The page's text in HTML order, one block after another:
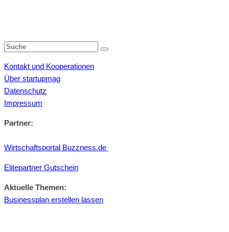
Kontakt und Kooperationen
Über startupmag
Datenschutz
Impressum
Partner:
Wirtschaftsportal Buzzness.de
Elitepartner Gutschein
Aktuelle Themen:
Businessplan erstellen lassen